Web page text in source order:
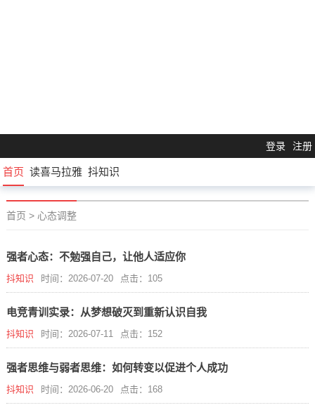
登录 注册
首页 读喜马拉雅 抖知识
首页 > 心态调整
强者心态：不勉强自己，让他人适应你
抖知识 时间：2026-07-20 点击：105
电竞青训实录：从梦想破灭到重新认识自我
抖知识 时间：2026-07-11 点击：152
强者思维与弱者思维：如何转变以促进个人成功
抖知识 时间：2026-06-20 点击：168